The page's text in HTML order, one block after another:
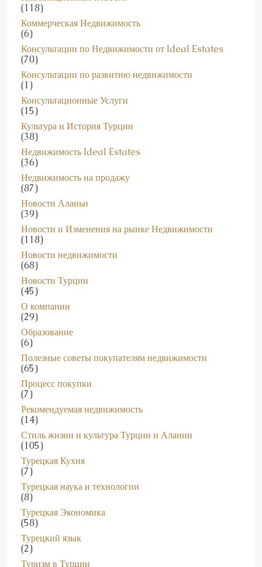
Коммерческая Недвижимость
(6)
Консультации по Недвижимости от Ideal Estates
(70)
Консультации по развитию недвижимости
(1)
Консультационные Услуги
(15)
Культура и История Турции
(38)
Недвижимость Ideal Estates
(36)
Недвижимость на продажу
(87)
Новости Аланьи
(39)
Новости и Изменения на рынке Недвижимости
(118)
Новости недвижимости
(68)
Новости Турции
(45)
О компании
(29)
Образование
(6)
Полезные советы покупателям недвижимости
(65)
Процесс покупки
(7)
Рекомендуемая недвижимость
(14)
Стиль жизни и культура Турции и Алании
(105)
Турецкая Кухня
(7)
Турецкая наука и технологии
(8)
Турецкая Экономика
(58)
Турецкий язык
(2)
Туризм в Турции
(41)